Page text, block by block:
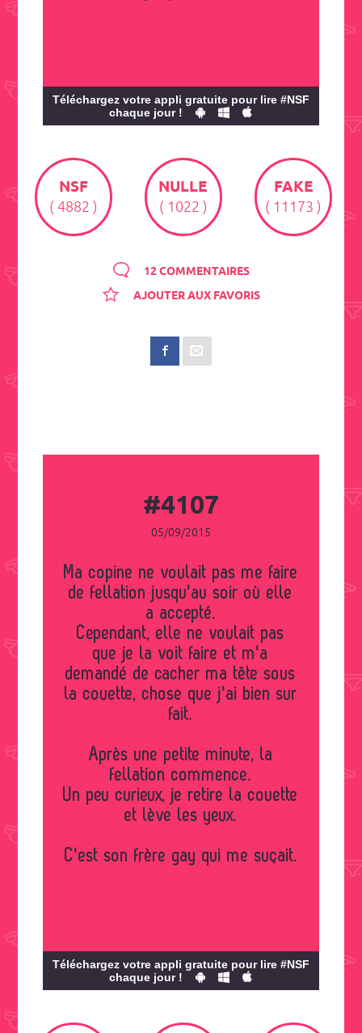
Téléchargez votre appli gratuite pour lire #NSF
chaque jour !
NSF
( 4882 )
NULLE
( 1022 )
FAKE
( 11173 )
12 COMMENTAIRES
AJOUTER AUX FAVORIS
#4107
05/09/2015
Ma copine ne voulait pas me faire
de fellation jusqu'au soir où elle
a accepté.
Cependant, elle ne voulait pas
que je la voit faire et m'a
demandé de cacher ma tête sous
la couette, chose que j'ai bien sur
fait.
Après une petite minute, la
fellation commence.
Un peu curieux, je retire la couette
et lève les yeux.
C'est son frère gay qui me suçait.
Téléchargez votre appli gratuite pour lire #NSF
chaque jour !